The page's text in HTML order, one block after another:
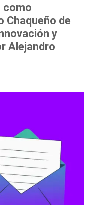
como
de
y
Alejandro